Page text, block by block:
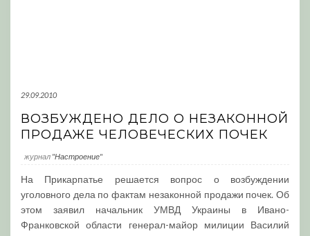
29.09.2010
ВОЗБУЖДЕНО ДЕЛО О НЕЗАКОННОЙ
ПРОДАЖЕ ЧЕЛОВЕЧЕСКИХ ПОЧЕК
журнал "Настроение"
На Прикарпатье решается вопрос о возбуждении
уголовного дела по фактам незаконной продажи почек. Об
этом заявил начальник УМВД Украины в Ивано-
Франковской области генерал-майор милиции Василий